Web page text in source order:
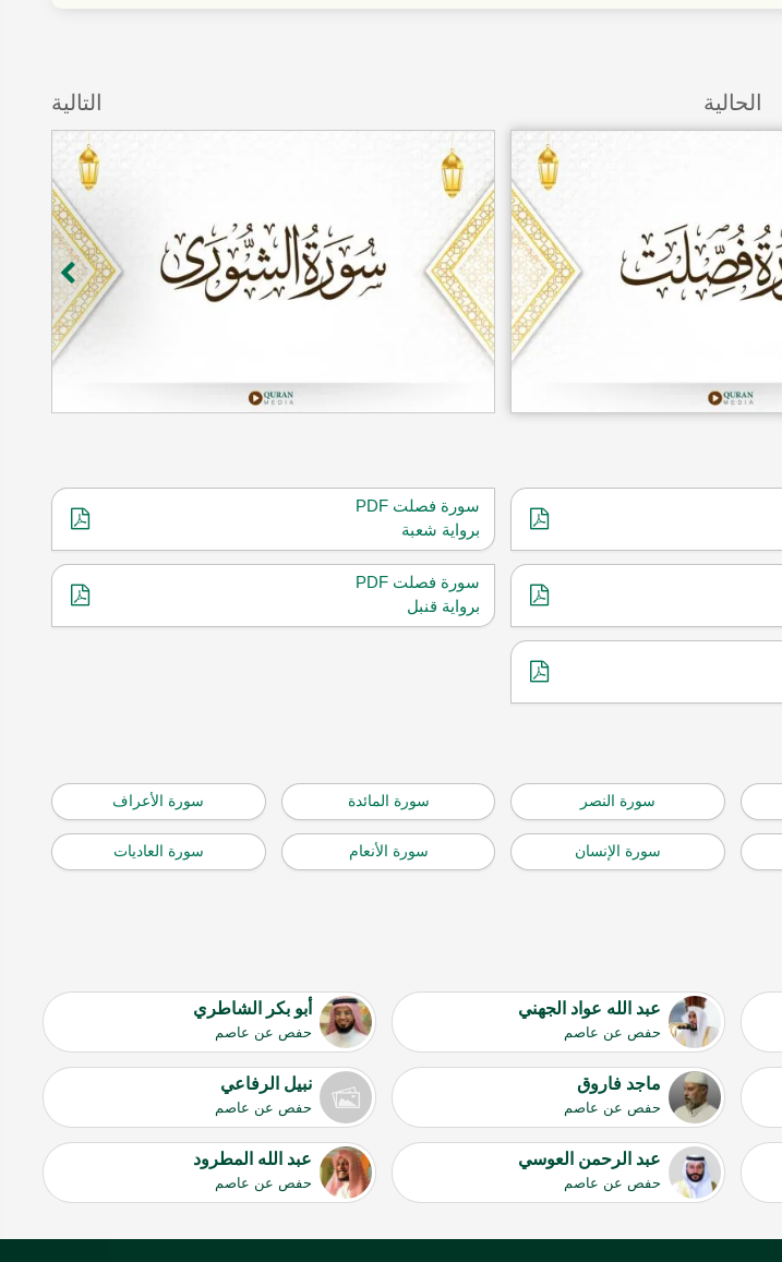
الحالية التالية
سورة فصلت PDF
برواية شعبة
سورة فصلت PDF
برواية قنبل
سورة النصر سورة المائدة سورة الأعراف
سورة الإنسان سورة الأنعام سورة العاديات
عبد الله عواد الجهني
حفص عن عاصم
أبو بكر الشاطري
حفص عن عاصم
ماجد فاروق
حفص عن عاصم
نبيل الرفاعي
حفص عن عاصم
عبد الرحمن العوسي
حفص عن عاصم
عبد الله المطرود
حفص عن عاصم